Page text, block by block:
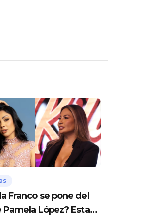
Franco se pone del
Pamela López? Esta